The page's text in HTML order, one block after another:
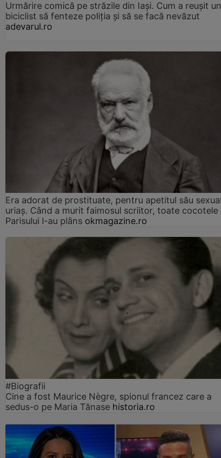
Urmărire comică pe străzile din Iași. Cum a reușit un
biciclist să fenteze poliția și să se facă nevăzut
adevarul.ro
Era adorat de prostituate, pentru apetitul său
uriaș. Când a murit faimosul scriitor, toate cocotele
Parisului l-au plâns okmagazine.ro
#Biografii
Cine a fost Maurice Nègre, spionul francez care a
sedus-o pe Maria Tănase historia.ro